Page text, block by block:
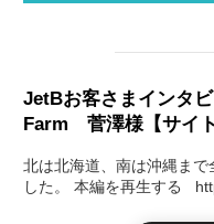
JetBお客さまインタ
Farm 菅澤様【サイト
北は北海道、南は沖縄まで
した。 本編を再生する